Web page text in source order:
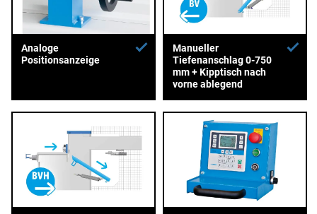
Analoge
Positionsanzeige
Manueller
Tiefenanschlag 0-750
mm + Kipptisch nach
vorne ablegend